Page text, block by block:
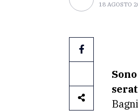
18 AGOSTO